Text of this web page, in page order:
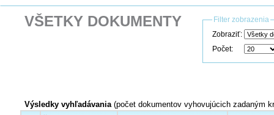
Filter zobrazenia
Zobraziť:
Počet:
VŠETKY DOKUMENTY
Výsledky vyhľadávania(počet dokumentov vyhovujúcich zadaným